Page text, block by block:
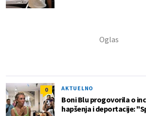
0 AKTUELNO
Boni Blu progovorila o
hapšenja i deportacije: